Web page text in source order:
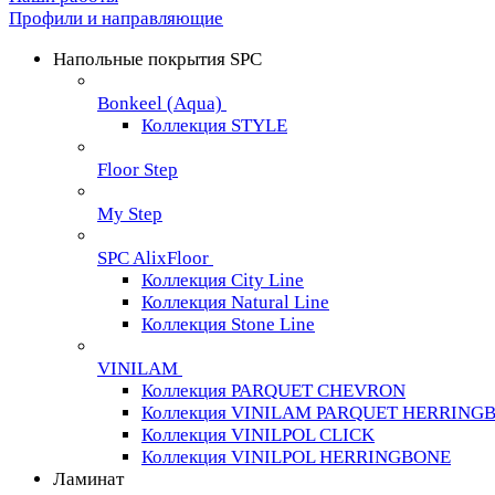
Профили и направляющие
Напольные покрытия SPC
Bonkeel (Aqua)
Коллекция STYLE
Floor Step
My Step
SPC AlixFloor
Коллекция City Line
Коллекция Natural Line
Коллекция Stone Line
VINILAM
Коллекция PARQUET CHEVRON
Коллекция VINILAM PARQUET
Коллекция VINILPOL CLICK
Коллекция VINILPOL HERRINGBONE
Ламинат